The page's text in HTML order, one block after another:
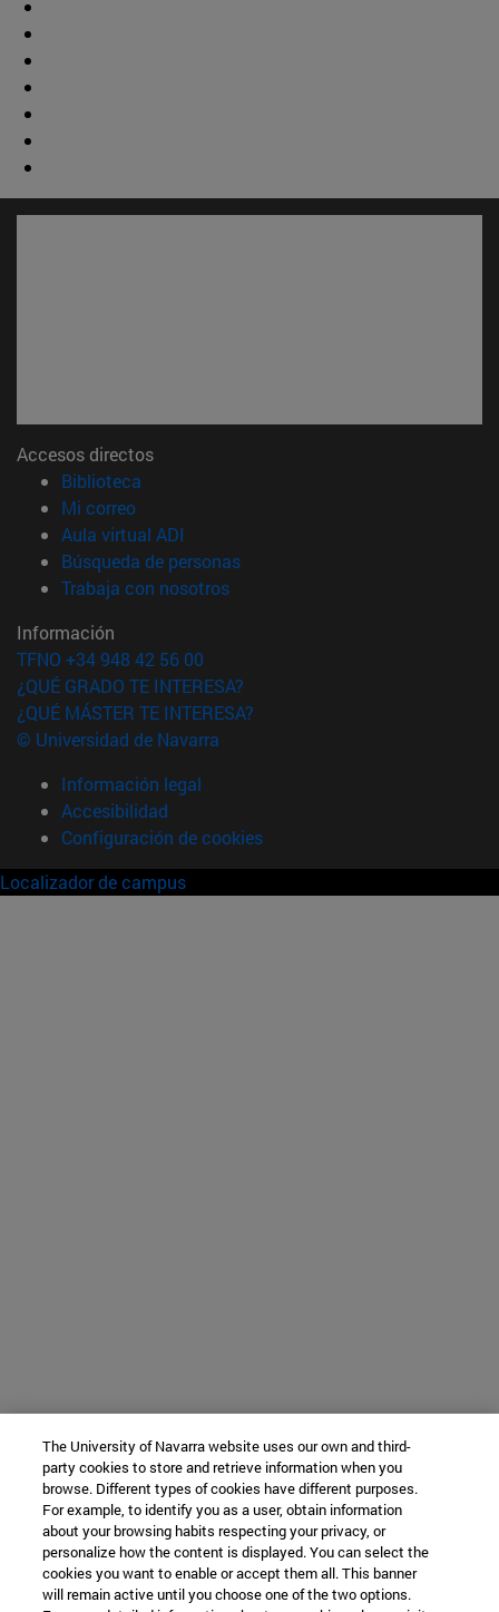
Accesos directos
Biblioteca
Mi correo(abre en nueva ventana)
Aula virtual ADI
Búsqueda de personas(abre en nueva ventana)
Trabaja con nosotros(abre en nueva ventana)
Información
TFNO +34 948 42 56 00
¿QUÉ GRADO TE INTERESA?
¿QUÉ MÁSTER TE INTERESA?
© Universidad de Navarra
Información legal
Accesibilidad
Configuración de cookies
Localizador de campus
The University of Navarra website uses our own and third-
party cookies to store and retrieve information when you
browse. Different types of cookies have different purposes.
For example, to identify you as a user, obtain information
about your browsing habits respecting your privacy, or
personalize how the content is displayed. You can select the
cookies you want to enable or accept them all. This banner
will remain active until you choose one of the two options.